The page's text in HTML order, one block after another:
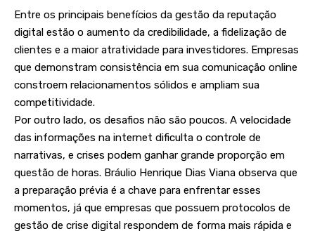
Entre os principais benefícios da gestão da reputação
digital estão o aumento da credibilidade, a fidelização de
clientes e a maior atratividade para investidores. Empresas
que demonstram consistência em sua comunicação online
constroem relacionamentos sólidos e ampliam sua
competitividade.
Por outro lado, os desafios não são poucos. A velocidade
das informações na internet dificulta o controle de
narrativas, e crises podem ganhar grande proporção em
questão de horas. Bráulio Henrique Dias Viana observa que
a preparação prévia é a chave para enfrentar esses
momentos, já que empresas que possuem protocolos de
gestão de crise digital respondem de forma mais rápida e